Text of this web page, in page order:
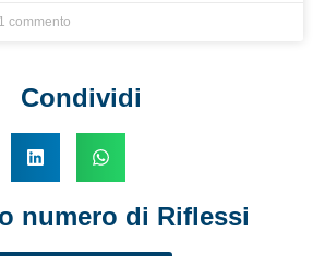
1 commento
Condividi
numero di Riflessi